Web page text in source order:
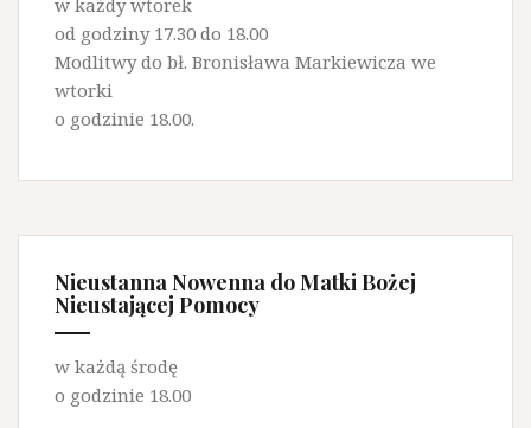
od godziny 17.30 do 18.00
Modlitwy do bł. Bronisława Markiewicza we
wtorki
o godzinie 18.00.
Nieustanna Nowenna do Matki Bożej
Nieustającej Pomocy
w każdą środę
o godzinie 18.00